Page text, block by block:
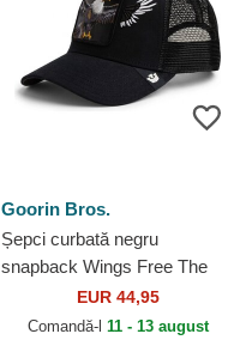
Goorin Bros.
Șepci curbată negru
snapback Wings Free The
Farm Goorin Bros.
EUR 44,95
Comandă-l 11 - 13 august